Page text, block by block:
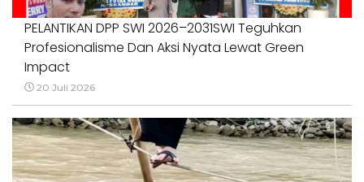
PELANTIKAN DPP SWI 2026–2031SWI Teguhkan
Profesionalisme Dan Aksi Nyata Lewat Green
Impact
20 Juli 2026